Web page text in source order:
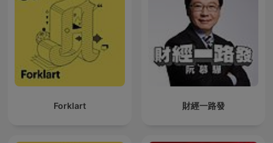
Forklart 財經一路發